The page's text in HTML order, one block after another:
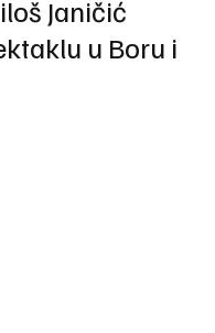
REC
Janičić
u Boru i